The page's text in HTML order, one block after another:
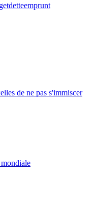
detteemprunt
de ne pas s'immiscer